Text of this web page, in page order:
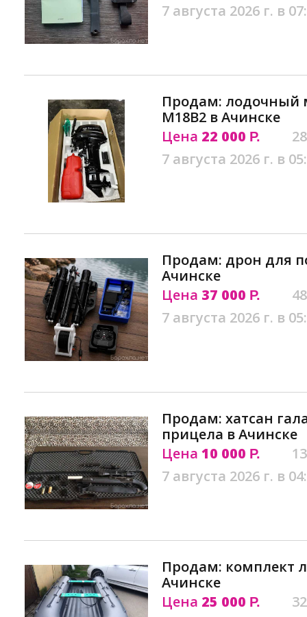
7 августа 2026 г. в
Продам: лодочный
M18B2 в Ачинске
Цена 22 000 Р.
7 августа 2026 г. в
Продам: дрон для
Ачинске
Цена 37 000 Р.
7 августа 2026 г. в
Продам: хатсан
прицела в Ачинске
Цена 10 000 Р.
7 августа 2026 г. в
Продам: комплект
Ачинске
Цена 25 000 Р.